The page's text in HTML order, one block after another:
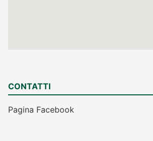
CONTATTI
Pagina Facebook